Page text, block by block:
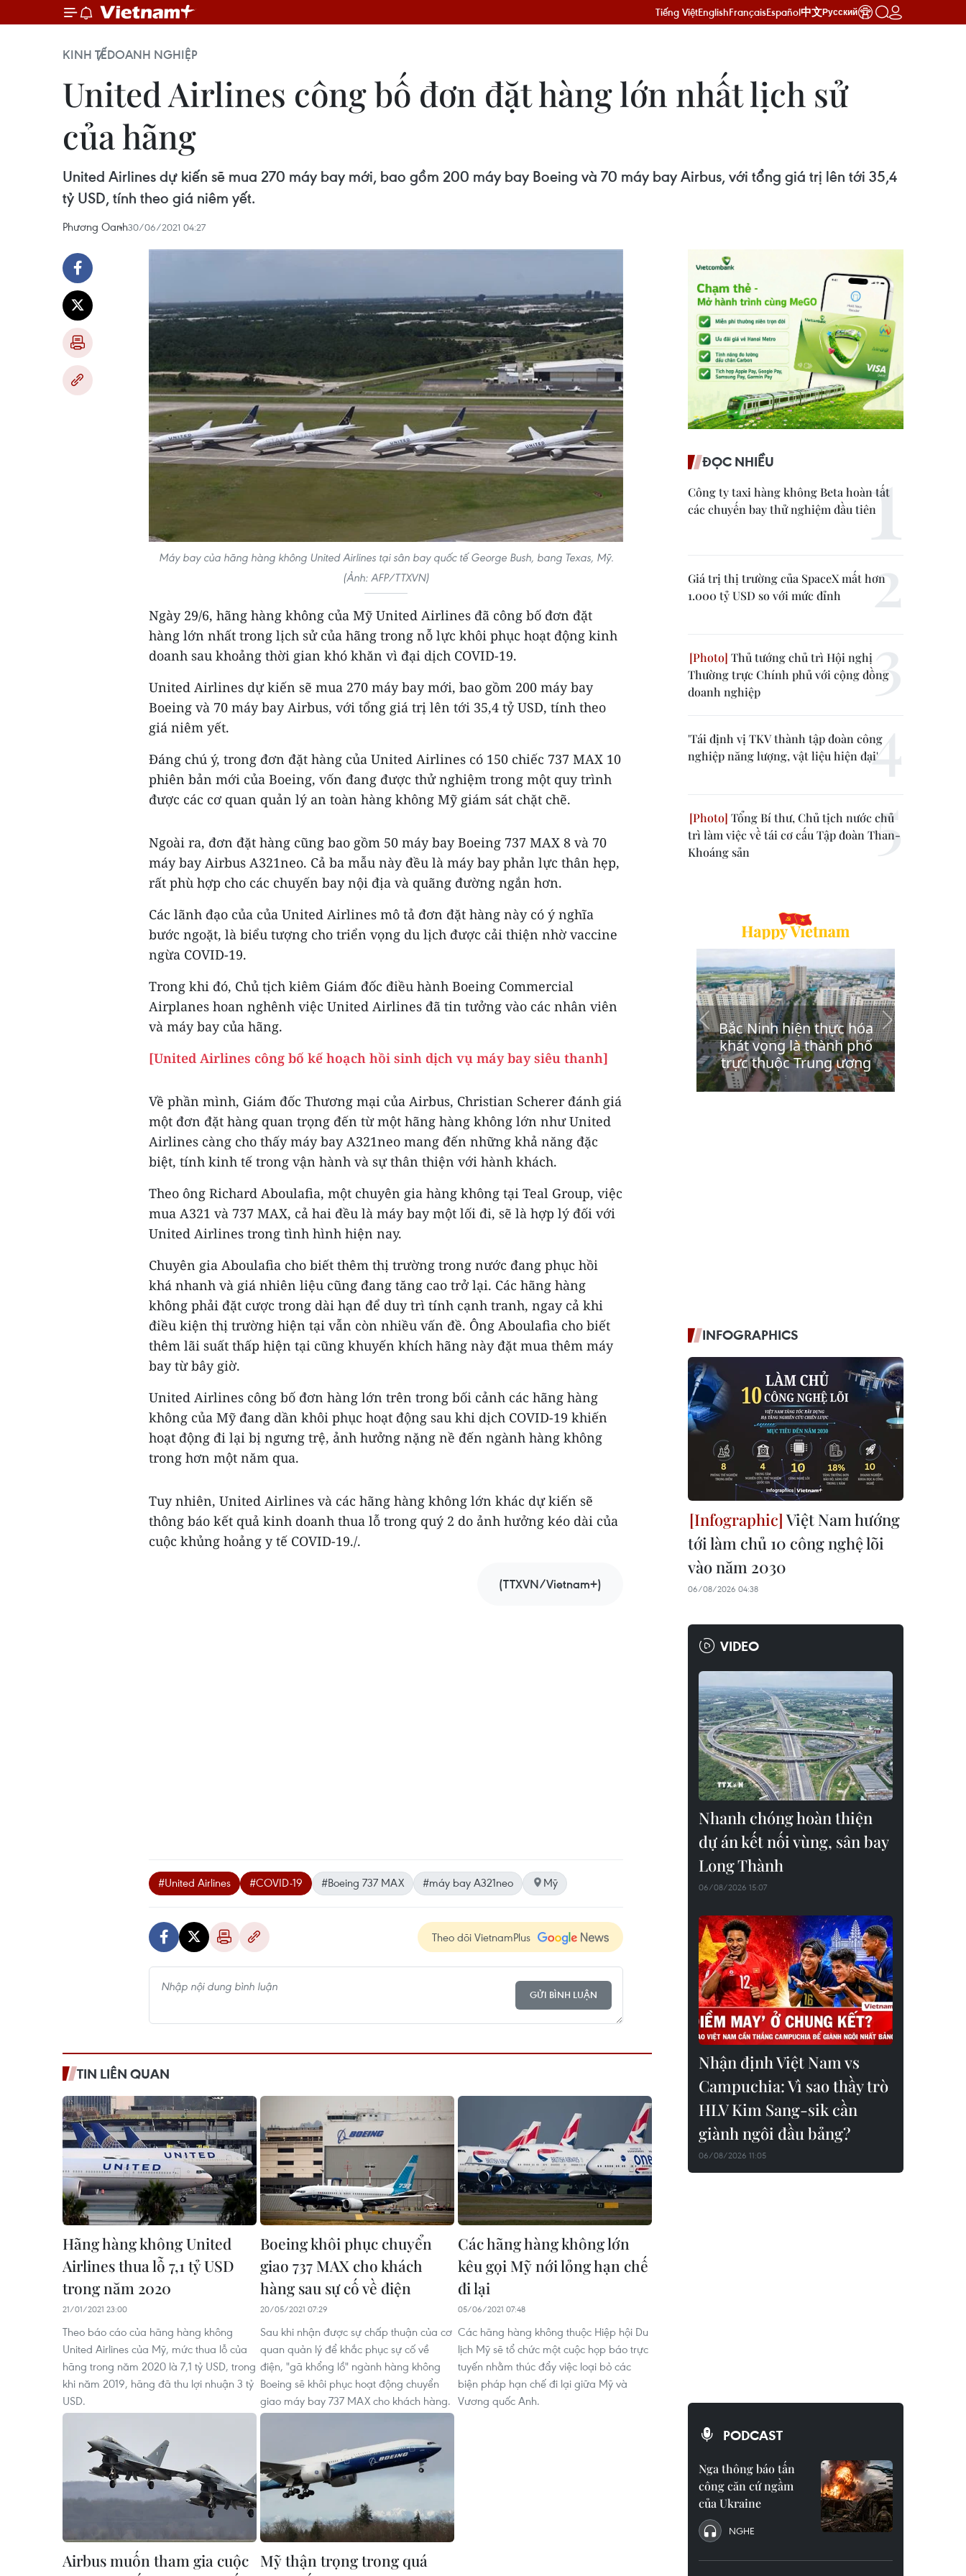
Tiếng ViệtEnglishFrançaisEspañol中文Русский
KINH TẾDOANH NGHIỆP
United Airlines công bố đơn đặt hàng lớn nhất lịch sử
của hãng
United Airlines dự kiến sẽ mua 270 máy bay mới, bao gồm 200 máy bay Boeing và 70 máy bay Airbus, với tổng giá trị lên tới 35,4
tỷ USD, tính theo giá niêm yết.
Phương Oanh30/06/2021 04:27
Máy bay của hãng hàng không United Airlines tại sân bay quốc tế George Bush, bang Texas, Mỹ.
(Ảnh: AFP/TTXVN)
Ngày 29/6, hãng hàng không của Mỹ United Airlines đã công bố đơn đặt
hàng lớn nhất trong lịch sử của hãng trong nỗ lực khôi phục hoạt động kinh
doanh sau khoảng thời gian khó khăn vì đại dịch COVID-19.
United Airlines dự kiến sẽ mua 270 máy bay mới, bao gồm 200 máy bay
Boeing và 70 máy bay Airbus, với tổng giá trị lên tới 35,4 tỷ USD, tính theo
giá niêm yết.
Đáng chú ý, trong đơn đặt hàng của United Airlines có 150 chiếc 737 MAX 10
phiên bản mới của Boeing, vốn đang được thử nghiệm trong một quy trình
được các cơ quan quản lý an toàn hàng không Mỹ giám sát chặt chẽ.
Ngoài ra, đơn đặt hàng cũng bao gồm 50 máy bay Boeing 737 MAX 8 và 70
máy bay Airbus A321neo. Cả ba mẫu này đều là máy bay phản lực thân hẹp,
rất phù hợp cho các chuyến bay nội địa và quãng đường ngắn hơn.
Các lãnh đạo của của United Airlines mô tả đơn đặt hàng này có ý nghĩa
bước ngoặt, là biểu tượng cho triển vọng du lịch được cải thiện nhờ vaccine
ngừa COVID-19.
Trong khi đó, Chủ tịch kiêm Giám đốc điều hành Boeing Commercial
Airplanes hoan nghênh việc United Airlines đã tin tưởng vào các nhân viên
và máy bay của hãng.
[United Airlines công bố kế hoạch hồi sinh dịch vụ máy bay siêu thanh]
Về phần mình, Giám đốc Thương mại của Airbus, Christian Scherer đánh giá
một đơn đặt hàng quan trọng đến từ một hãng hàng không lớn như United
Airlines càng cho thấy máy bay A321neo mang đến những khả năng đặc
biệt, tính kinh tế trong vận hành và sự thân thiện với hành khách.
Theo ông Richard Aboulafia, một chuyên gia hàng không tại Teal Group, việc
mua A321 và 737 MAX, cả hai đều là máy bay một lối đi, sẽ là hợp lý đối với
United Airlines trong tình hình hiện nay.
Chuyên gia Aboulafia cho biết thêm thị trường trong nước đang phục hồi
khá nhanh và giá nhiên liệu cũng đang tăng cao trở lại. Các hãng hàng
không phải đặt cược trong dài hạn để duy trì tính cạnh tranh, ngay cả khi
điều kiện thị trường hiện tại vẫn còn nhiều vấn đề. Ông Aboulafia cho biết
thêm lãi suất thấp hiện tại cũng khuyến khích hãng này đặt mua thêm máy
bay từ bây giờ.
United Airlines công bố đơn hàng lớn trên trong bối cảnh các hãng hàng
không của Mỹ đang dần khôi phục hoạt động sau khi dịch COVID-19 khiến
hoạt động đi lại bị ngưng trệ, ảnh hưởng nặng nề đến ngành hàng không
trong hơn một năm qua.
Tuy nhiên, United Airlines và các hãng hàng không lớn khác dự kiến sẽ
thông báo kết quả kinh doanh thua lỗ trong quý 2 do ảnh hưởng kéo dài của
cuộc khủng hoảng y tế COVID-19./.
(TTXVN/Vietnam+)
#United Airlines #COVID-19 #Boeing 737 MAX #máy bay A321neo Mỹ
Theo dõi VietnamPlus
GỬI BÌNH LUẬN
TIN LIÊN QUAN
Hãng hàng không United
Airlines thua lỗ 7,1 tỷ USD
trong năm 2020
21/01/2021 23:00
Theo báo cáo của hãng hàng không
United Airlines của Mỹ, mức thua lỗ của
hãng trong năm 2020 là 7,1 tỷ USD, trong
khi năm 2019, hãng đã thu lợi nhuận 3 tỷ
USD.
Boeing khôi phục chuyển
giao 737 MAX cho khách
hàng sau sự cố về điện
20/05/2021 07:29
Sau khi nhận được sự chấp thuận của cơ
quan quản lý để khắc phục sự cố về
điện, "gã khổng lồ" ngành hàng không
Boeing sẽ khôi phục hoạt động chuyển
giao máy bay 737 MAX cho khách hàng.
Các hãng hàng không lớn
kêu gọi Mỹ nới lỏng hạn chế
đi lại
05/06/2021 07:48
Các hãng hàng không thuộc Hiệp hội Du
lịch Mỹ sẽ tổ chức một cuộc họp báo trực
tuyến nhằm thúc đẩy việc loại bỏ các
biện pháp hạn chế đi lại giữa Mỹ và
Vương quốc Anh.
Airbus muốn tham gia cuộc
Mỹ thận trọng trong quá
ĐỌC NHIỀU
Công ty taxi hàng không Beta hoàn tất
các chuyến bay thử nghiệm đầu tiên
Giá trị thị trường của SpaceX mất hơn
1.000 tỷ USD so với mức đỉnh
Thủ tướng chủ trì Hội nghị
Thường trực Chính phủ với cộng đồng
doanh nghiệp
'Tái định vị TKV thành tập đoàn công
nghiệp năng lượng, vật liệu hiện đại'
Tổng Bí thư, Chủ tịch nước chủ
trì làm việc về tái cơ cấu Tập đoàn Than-
Khoáng sản
INFOGRAPHICS
Việt Nam hướng
tới làm chủ 10 công nghệ lõi
vào năm 2030
06/08/2026 04:38
VIDEO
Nhanh chóng hoàn thiện
dự án kết nối vùng, sân bay
Long Thành
06/08/2026 15:07
Nhận định Việt Nam vs
Campuchia: Vì sao thầy trò
HLV Kim Sang-sik cần
giành ngôi đầu bảng?
06/08/2026 11:05
PODCAST
Nga thông báo tấn
công căn cứ ngầm
của Ukraine
NGHE